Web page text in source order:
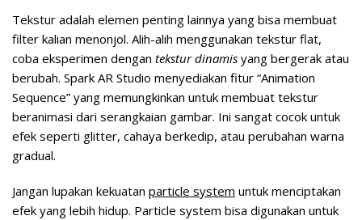
Tekstur adalah elemen penting lainnya yang bisa membuat
filter kalian menonjol. Alih-alih menggunakan tekstur flat,
coba eksperimen dengan tekstur dinamis yang bergerak atau
berubah. Spark AR Studio menyediakan fitur “Animation
Sequence” yang memungkinkan untuk membuat tekstur
beranimasi dari serangkaian gambar. Ini sangat cocok untuk
efek seperti glitter, cahaya berkedip, atau perubahan warna
gradual.
Jangan lupakan kekuatan particle system untuk menciptakan
efek yang lebih hidup. Particle system bisa digunakan untuk